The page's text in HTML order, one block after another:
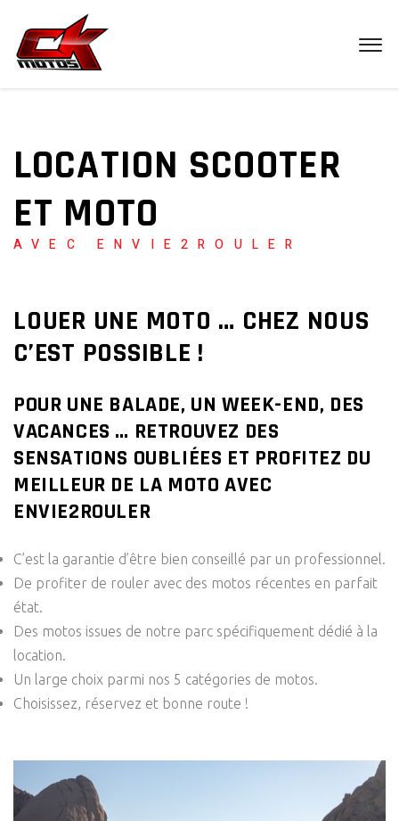
LOCATION SCOOTER
ET MOTO
AVEC ENVIE2ROULER
LOUER UNE MOTO … CHEZ NOUS
C’EST POSSIBLE !
POUR UNE BALADE, UN WEEK-END, DES
VACANCES … RETROUVEZ DES
SENSATIONS OUBLIÉES ET PROFITEZ DU
MEILLEUR DE LA MOTO AVEC
ENVIE2ROULER
C’est la garantie d’être bien conseillé par un professionnel.
De profiter de rouler avec des motos récentes en parfait
état.
Des motos issues de notre parc spécifiquement dédié à la
location.
Un large choix parmi nos 5 catégories de motos.
Choisissez, réservez et bonne route !